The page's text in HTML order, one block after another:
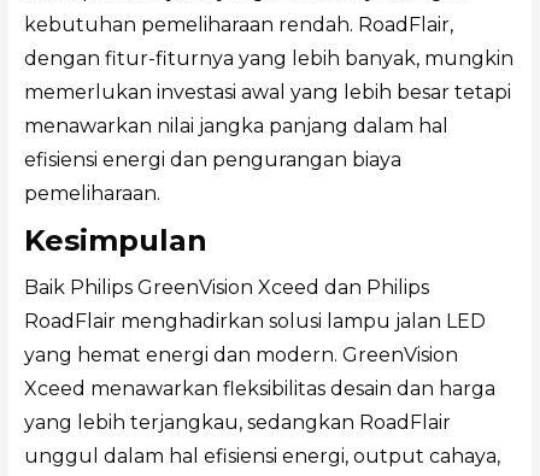
kebutuhan pemeliharaan rendah. RoadFlair,
dengan fitur-fiturnya yang lebih banyak, mungkin
memerlukan investasi awal yang lebih besar tetapi
menawarkan nilai jangka panjang dalam hal
efisiensi energi dan pengurangan biaya
pemeliharaan.
Kesimpulan
Baik Philips GreenVision Xceed dan Philips
RoadFlair menghadirkan solusi lampu jalan LED
yang hemat energi dan modern. GreenVision
Xceed menawarkan fleksibilitas desain dan harga
yang lebih terjangkau, sedangkan RoadFlair
unggul dalam hal efisiensi energi, output cahaya,